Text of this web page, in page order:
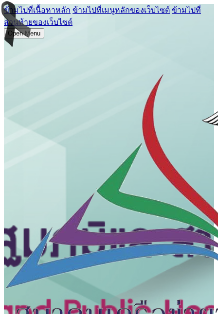
ข้ามไปที่เนื้อหาหลัก ข้ามไปที่เมนูหลักของเว็บไซต์ ข้ามไปที่
ส่วนท้ายของเว็บไซต์
Open Menu